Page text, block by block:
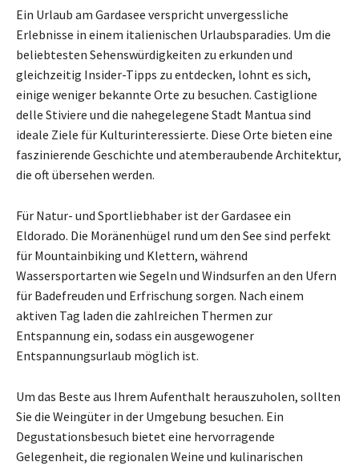
Ein Urlaub am Gardasee verspricht unvergessliche
Erlebnisse in einem italienischen Urlaubsparadies. Um die
beliebtesten Sehenswürdigkeiten zu erkunden und
gleichzeitig Insider-Tipps zu entdecken, lohnt es sich,
einige weniger bekannte Orte zu besuchen. Castiglione
delle Stiviere und die nahegelegene Stadt Mantua sind
ideale Ziele für Kulturinteressierte. Diese Orte bieten eine
faszinierende Geschichte und atemberaubende Architektur,
die oft übersehen werden.
Für Natur- und Sportliebhaber ist der Gardasee ein
Eldorado. Die Moränenhügel rund um den See sind perfekt
für Mountainbiking und Klettern, während
Wassersportarten wie Segeln und Windsurfen an den Ufern
für Badefreuden und Erfrischung sorgen. Nach einem
aktiven Tag laden die zahlreichen Thermen zur
Entspannung ein, sodass ein ausgewogener
Entspannungsurlaub möglich ist.
Um das Beste aus Ihrem Aufenthalt herauszuholen, sollten
Sie die Weingüter in der Umgebung besuchen. Ein
Degustationsbesuch bietet eine hervorragende
Gelegenheit, die regionalen Weine und kulinarischen